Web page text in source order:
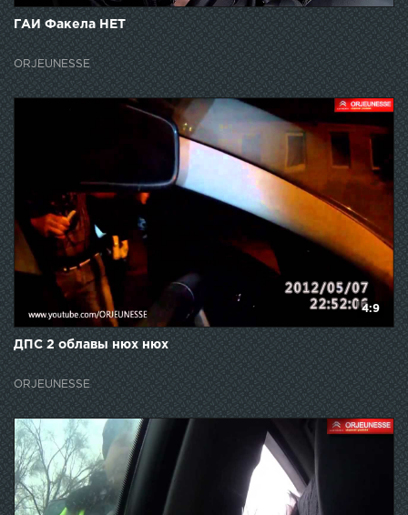
ГАИ Факела НЕТ
ORJEUNESSE
4:9
ДПС 2 облавы нюх нюх
ORJEUNESSE